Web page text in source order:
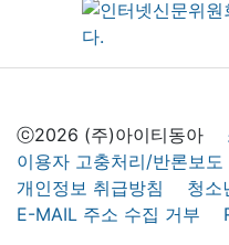
ⓒ2026 (주)아이티동아
이용자 고충처리/반론보도
개인정보 취급방침
청소
E-MAIL 주소 수집 거부